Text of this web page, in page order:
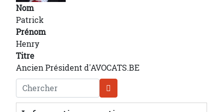
Nom
Patrick
Prénom
Henry
Titre
Ancien Président d'AVOCATS.BE
Chercher